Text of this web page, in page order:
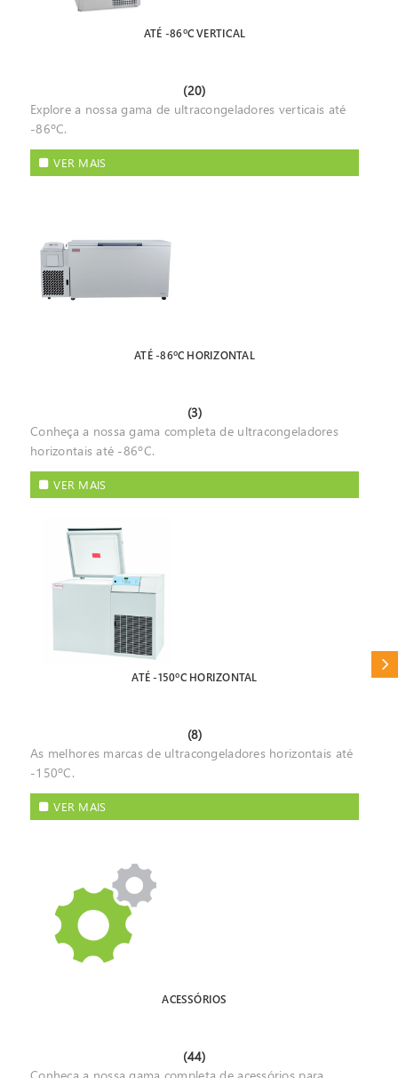
ATÉ -86ºC VERTICAL
(20)
Explore a nossa gama de ultracongeladores verticais até
-86ºC.
VER MAIS
ATÉ -86ºC HORIZONTAL
(3)
Conheça a nossa gama completa de ultracongeladores
horizontais até -86ºC.
VER MAIS
ATÉ -150ºC HORIZONTAL
(8)
As melhores marcas de ultracongeladores horizontais até
-150ºC.
VER MAIS
ACESSÓRIOS
(44)